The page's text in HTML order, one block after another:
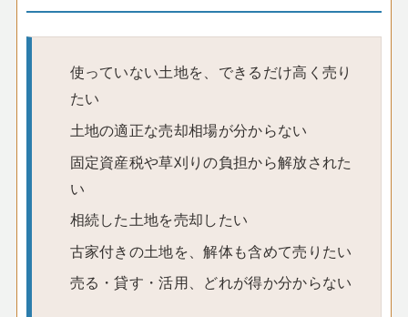
使っていない土地を、できるだけ高く売り
たい
土地の適正な売却相場が分からない
固定資産税や草刈りの負担から解放された
い
相続した土地を売却したい
古家付きの土地を、解体も含めて売りたい
売る・貸す・活用、どれが得か分からない